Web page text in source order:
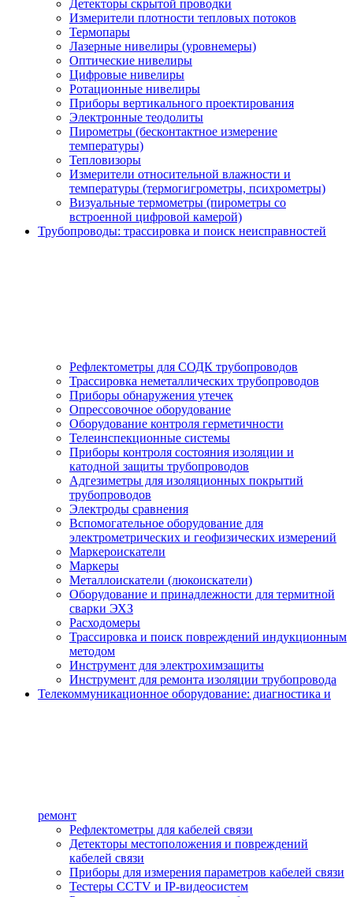
Детекторы скрытой проводки
Измерители плотности тепловых потоков
Термопары
Лазерные нивелиры (уровнемеры)
Оптические нивелиры
Цифровые нивелиры
Ротационные нивелиры
Приборы вертикального проектирования
Электронные теодолиты
Пирометры (бесконтактное измерение
температуры)
Тепловизоры
Измерители относительной влажности и
температуры (термогигрометры, психрометры)
Визуальные термометры (пирометры со
встроенной цифровой камерой)
Трубопроводы: трассировка и поиск неисправностей
Рефлектометры для СОДК трубопроводов
Трассировка неметаллических трубопроводов
Приборы обнаружения утечек
Опрессовочное оборудование
Оборудование контроля герметичности
Телеинспекционные системы
Приборы контроля состояния изоляции и
катодной защиты трубопроводов
Адгезиметры для изоляционных покрытий
трубопроводов
Электроды сравнения
Вспомогательное оборудование для
электрометрических и геофизических измерений
Маркероискатели
Маркеры
Металлоискатели (люкоискатели)
Оборудование и принадлежности для термитной
сварки ЭХЗ
Расходомеры
Трассировка и поиск повреждений индукционным
методом
Инструмент для электрохимзащиты
Инструмент для ремонта изоляции трубопровода
Телекоммуникационное оборудование: диагностика и
ремонт
Рефлектометры для кабелей связи
Детекторы местоположения и повреждений
кабелей связи
Приборы для измерения параметров кабелей связи
Тестеры CCTV и IP-видеосистем